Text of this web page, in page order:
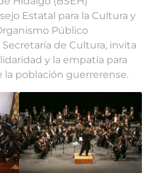
Estatal para la Cultura y
Público
de Cultura, invita
y la empatía para
la población guerrerense.